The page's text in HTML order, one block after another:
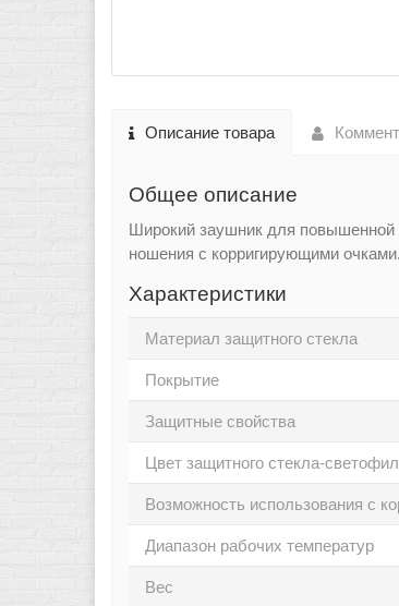
Описание товара
Общее описание
Широкий заушник для повышенной
ношения с корригирующими очками.
Характеристики
Материал защитного стекла
Покрытие
Защитные свойства
Цвет защитного стекла-
Возможность использования с
Диапазон рабочих температур
Вес